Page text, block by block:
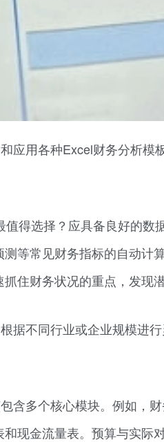
应用各种Excel财务分析模
得选择？应具备良好的数
等常见财务指标的自动计
住财务状况的重点，发现
据不同行业或企业规模进
含多个核心模块。例如，
现金流量表。预算与实际